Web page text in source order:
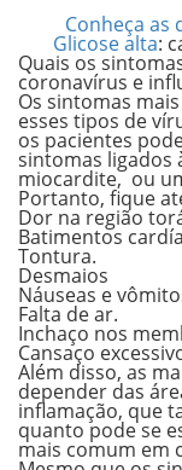
Conheça as
Glicose alta:
Quais os
coronavírus e
Os sintomas
esses tipos de
os pacientes
sintomas ligados
miocardite, ou
Portanto, fique
Dor na região
Batimentos
Tontura.
Desmaios
Náuseas e
Falta de ar.
Inchaço nos
Cansaço
Além disso, as
depender das
inflamação, que
quanto pode se
mais comum em